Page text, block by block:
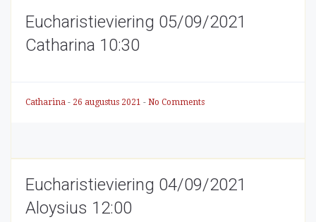
Eucharistieviering 05/09/2021
Catharina 10:30
Catharina - 26 augustus 2021 - No Comments
Eucharistieviering 04/09/2021
Aloysius 12:00